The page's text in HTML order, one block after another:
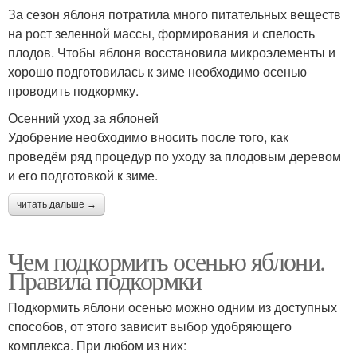
За сезон яблоня потратила много питательных веществ
на рост зеленной массы, формирования и спелость
плодов. Чтобы яблоня восстановила микроэлементы и
хорошо подготовилась к зиме необходимо осенью
проводить подкормку.
Осенний уход за яблоней
Удобрение необходимо вносить после того, как
проведём ряд процедур по уходу за плодовым деревом
и его подготовкой к зиме.
читать дальше →
Чем подкормить осенью яблони.
Правила подкормки
Подкормить яблони осенью можно одним из доступных
способов, от этого зависит выбор удобряющего
комплекса. При любом из них: